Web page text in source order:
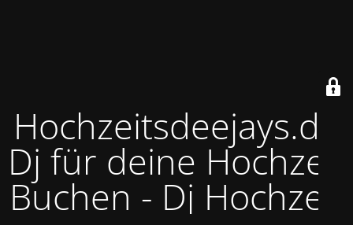
Hochzeitsdeejays.de
Dj für deine Hochzeit
Buchen - Dj Hochzeit